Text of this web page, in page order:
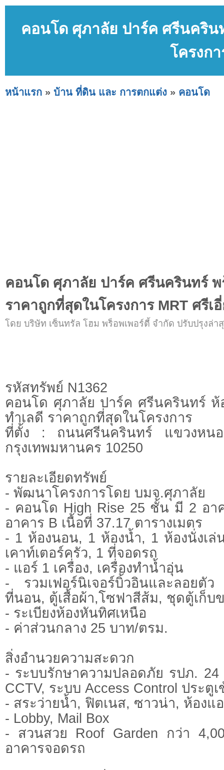
คอนโด ศุภาลัย ปาร์ค ศรีนคริน
โครงก
หน้าแรก » บ้าน ที่ดิน และ การตกแต่ง » คอนโด
คอนโด ศุภาลัย ปาร์ค ศรีนครินทร์ พ
ราคาถูกที่สุดในโครงการ MRT ศรีเ
โดย บริษัท เซ็นทรัล โฮม พร็อพเพอร์ตี้ จำกัด ปรับปรุงล่า
รหัสทรัพย์ N1362
คอนโด ศุภาลัย ปาร์ค ศรีนครินทร์ ห้
ทำเลดี ราคาถูกที่สุดในโครงการ
ที่ตั้ง : ถนนศรีนครินทร์ แขวงหนอ
กรุงเทพมหานคร 10250
รายละเอียดทรัพย์
- พัฒนาโครงการโดย บมจ.ศุภาลัย
- คอนโด High Rise 25 ชั้น มี 2 อา
อาคาร B เนื้อที่ 37.17 ตารางเมตร
- 1 ห้องนอน, 1 ห้องน้ำ, 1 ห้องนั่งเ
เคาท์เตอร์ครัว, 1 ที่จอดรถ
- แอร์ 1 เครื่อง, เครื่องทำน้ำอุ่น
- รวมเฟอร์นิเจอร์บิ้วอินและลอยตั
ที่นอน, ตู้เสื้อผ้า,โซฟาสีส้ม, ชุดตู้เก็บ
- ระเบียงห้องหันทิศเหนือ
- ค่าส่วนกลาง 25 บาท/ตรม.
สิ่งอำนวยความสะดวก
- ระบบรักษาความปลอดภัย รปภ.
CCTV, ระบบ Access Control ประตู
- สระว่ายน้ำ, ฟิตเนส, ซาวน่า, ห้องแ
- Lobby, Mail Box
- สวนสวย Roof Garden กว่า
อาคารจอดรถ